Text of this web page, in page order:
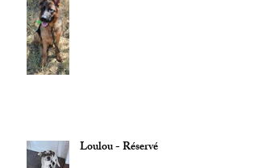
Loulou - Réservé